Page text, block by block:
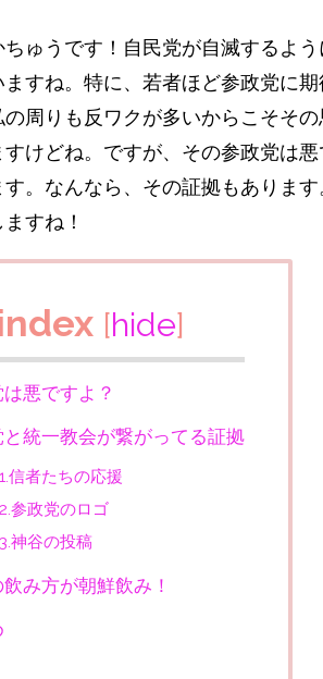
ちゅうです！自民党が自滅するよ
すね。特に、若者ほど参政党に
周りも反ワクが多いからこそそ
けどね。ですが、その参政党は
。なんなら、その証拠もありま
すね！
[hide]
悪ですよ？
統一教会が繋がってる証拠
1.信者たちの応援
2.参政党のロゴ
3.神谷の投稿
み方が朝鮮飲み！